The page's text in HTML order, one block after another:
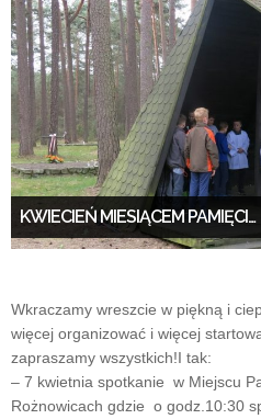
KWIECIEŃ MIESIĄCEM PAMIĘCI…
Wkraczamy wreszcie w piękną i
więcej organizować i więcej
zapraszamy wszystkich!I tak:
– 7 kwietnia spotkanie w Miejscu
Rożnowicach gdzie o godz.10:30
Lost your password?